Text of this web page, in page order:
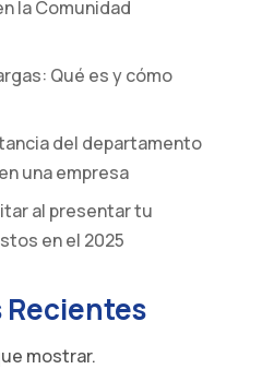
la Comunidad
Qué es y cómo
del departamento
una empresa
al presentar tu
en el 2025
mostrar.